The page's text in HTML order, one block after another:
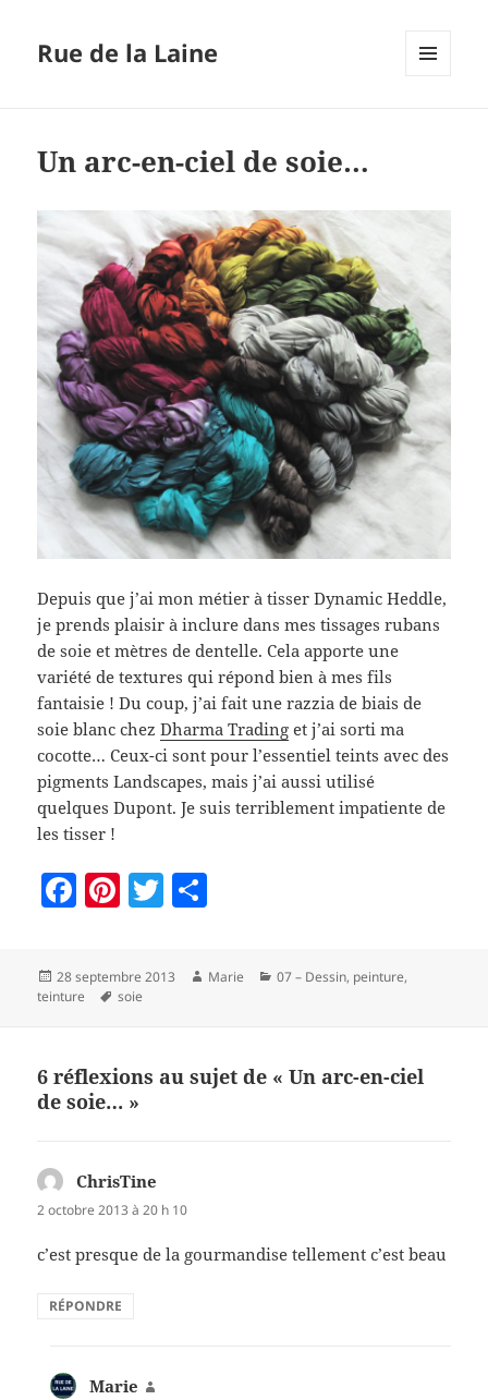
Rue de la Laine
Un arc-en-ciel de soie…
Depuis que j’ai mon métier à tisser Dynamic Heddle,
je prends plaisir à inclure dans mes tissages rubans
de soie et mètres de dentelle. Cela apporte une
variété de textures qui répond bien à mes fils
fantaisie ! Du coup, j’ai fait une razzia de biais de
soie blanc chezDharma Trading et j’ai sorti ma
cocotte… Ceux-ci sont pour l’essentiel teints avec des
pigments Landscapes, mais j’ai aussi utilisé
quelques Dupont. Je suis terriblement impatiente de
les tisser !
F
e
o
o
Pi
er
es
T
itt
er
rt
a
er
Publié
le
28 septembre 2013 Auteur
Marie Catégories
07 – Dessin, peinture,
teinture
Mots-
soie
6 réflexions au sujet de « Un arc-en-ciel
de soie… »
ChrisTine
2 octobre 2013 à 20 h 10
c’est presque de la gourmandise tellement c’est beau
RÉPONDRE
Marie